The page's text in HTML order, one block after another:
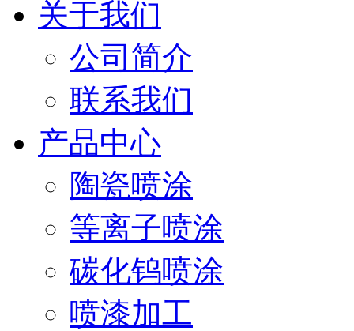
关于我们
公司简介
联系我们
产品中心
陶瓷喷涂
等离子喷涂
碳化钨喷涂
喷漆加工